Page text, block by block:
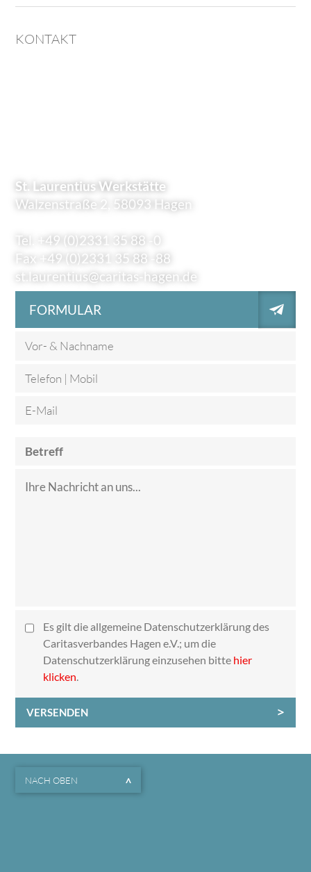
KONTAKT
St. Laurentius Werkstätte
Walzenstraße 2, 58093 Hagen
Tel. +49 (0)2331 35 88 -0
Fax +49 (0)2331 35 88 -88
st.laurentius@caritas-hagen.de
FORMULAR
Es gilt die allgemeine Datenschutzerklärung des
Caritasverbandes Hagen e.V.; um die
Datenschutzerklärung einzusehen bitte hier
klicken.
VERSENDEN
NACH OBEN